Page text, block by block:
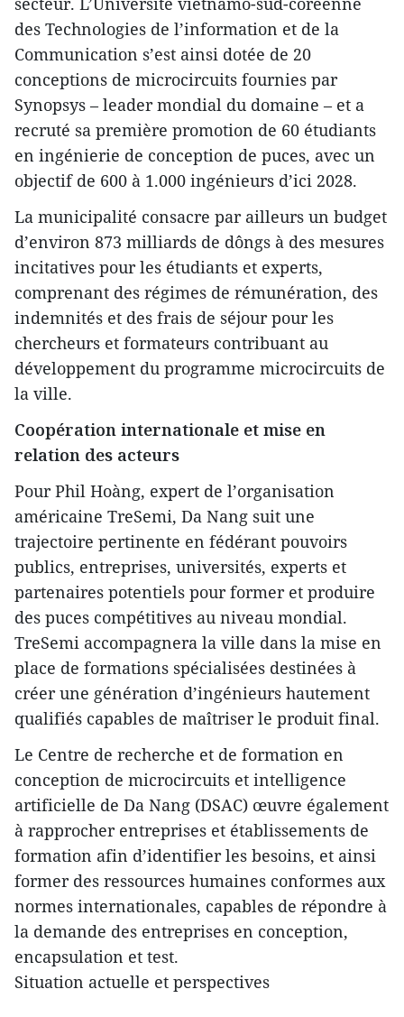
des Technologies de l’information et de la
Communication s’est ainsi dotée de 20
conceptions de microcircuits fournies par
Synopsys – leader mondial du domaine – et a
recruté sa première promotion de 60 étudiants
en ingénierie de conception de puces, avec un
objectif de 600 à 1.000 ingénieurs d’ici 2028.
La municipalité consacre par ailleurs un budget
d’environ 873 milliards de dôngs à des mesures
incitatives pour les étudiants et experts,
comprenant des régimes de rémunération, des
indemnités et des frais de séjour pour les
chercheurs et formateurs contribuant au
développement du programme microcircuits de
la ville.
Coopération internationale et mise en
relation des acteurs
Pour Phil Hoàng, expert de l’organisation
américaine TreSemi, Da Nang suit une
trajectoire pertinente en fédérant pouvoirs
publics, entreprises, universités, experts et
partenaires potentiels pour former et produire
des puces compétitives au niveau mondial.
TreSemi accompagnera la ville dans la mise en
place de formations spécialisées destinées à
créer une génération d’ingénieurs hautement
qualifiés capables de maîtriser le produit final.
Le Centre de recherche et de formation en
conception de microcircuits et intelligence
artificielle de Da Nang (DSAC) œuvre également
à rapprocher entreprises et établissements de
formation afin d’identifier les besoins, et ainsi
former des ressources humaines conformes aux
normes internationales, capables de répondre à
la demande des entreprises en conception,
encapsulation et test.
Situation actuelle et perspectives